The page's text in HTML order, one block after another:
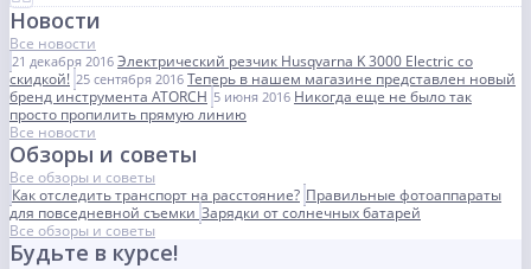
Новости
Все новости
21 декабря 2016 Электрический резчик Husqvarna K 3000 Electric со
скидкой! 25 сентября 2016 Теперь в нашем магазине представлен новый
бренд инструмента ATORCH 5 июня 2016 Никогда еще не было так
просто пропилить прямую линию
Все новости
Обзоры и советы
Все обзоры и советы
Как отследить транспорт на расстояние? Правильные фотоаппараты
для повседневной съемки Зарядки от солнечных батарей
Все обзоры и советы
Будьте в курсе!